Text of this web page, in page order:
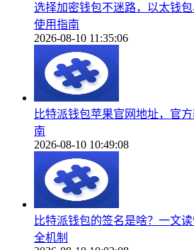
选择加密钱包不迷路，以太钱
使用指南
2026-08-10 11:35:06
比特派钱包苹果官网地址，官
南
2026-08-10 10:49:08
比特派钱包的签名是啥？一文
全机制